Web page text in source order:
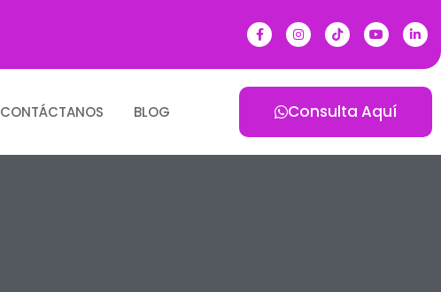
CONTÁCTANOS BLOG Consulta Aquí